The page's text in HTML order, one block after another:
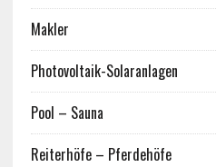
Makler
Photovoltaik-Solaranlagen
Pool – Sauna
Reiterhöfe – Pferdehöfe